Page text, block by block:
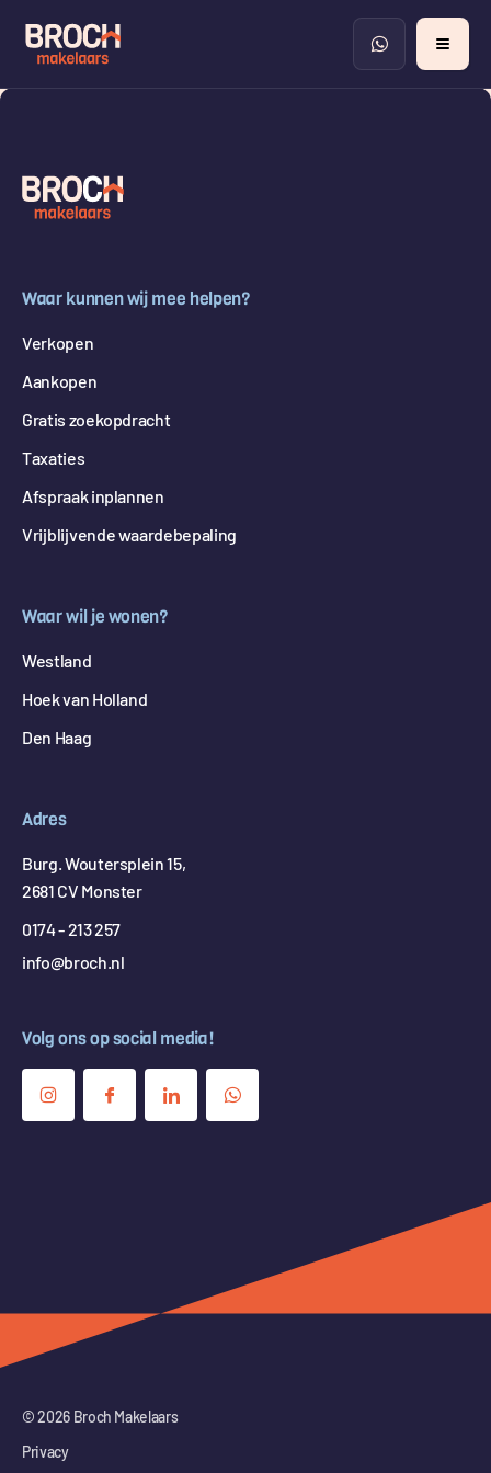
Waar kunnen wij mee helpen?
Verkopen
Aankopen
Gratis zoekopdracht
Taxaties
Afspraak inplannen
Vrijblijvende waardebepaling
Waar wil je wonen?
Westland
Hoek van Holland
Den Haag
Adres
Burg. Woutersplein 15,
2681 CV Monster
0174 - 213 257
info@broch.nl
Volg ons op social media!
© 2026 Broch Makelaars
Privacy